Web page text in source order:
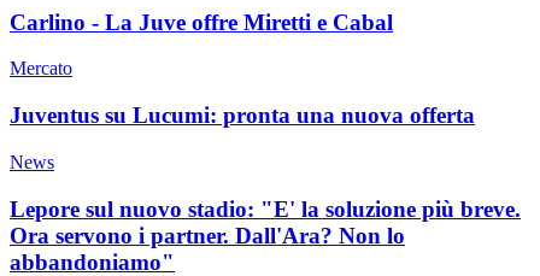
Carlino - La Juve offre Miretti e Cabal
Mercato
Juventus su Lucumi: pronta una nuova offerta
News
Lepore sul nuovo stadio: "E' la soluzione più breve.
Ora servono i partner. Dall'Ara? Non lo
abbandoniamo"